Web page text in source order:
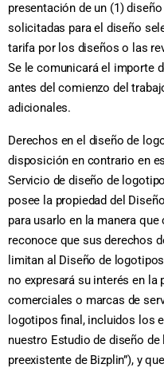
presentación de un (1)
solicitadas para el diseño
tarifa por los diseños o las
Se le comunicará el importe
antes del comienzo del
adicionales.
Derechos en el diseño de
disposición en contrario en
Servicio de diseño de
posee la propiedad del
para usarlo en la manera
reconoce que sus derechos
limitan al Diseño de
no expresará su interés en la
comerciales o marcas de
logotipos final, incluidos los
nuestro Estudio de diseño
preexistente de Bizplin”), y